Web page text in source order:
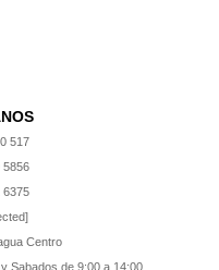
HAZ 100 MT AL0083
METALICO DS-PD1-
517
5856
6375
Centro
Sabados de 9:00 a 14:00